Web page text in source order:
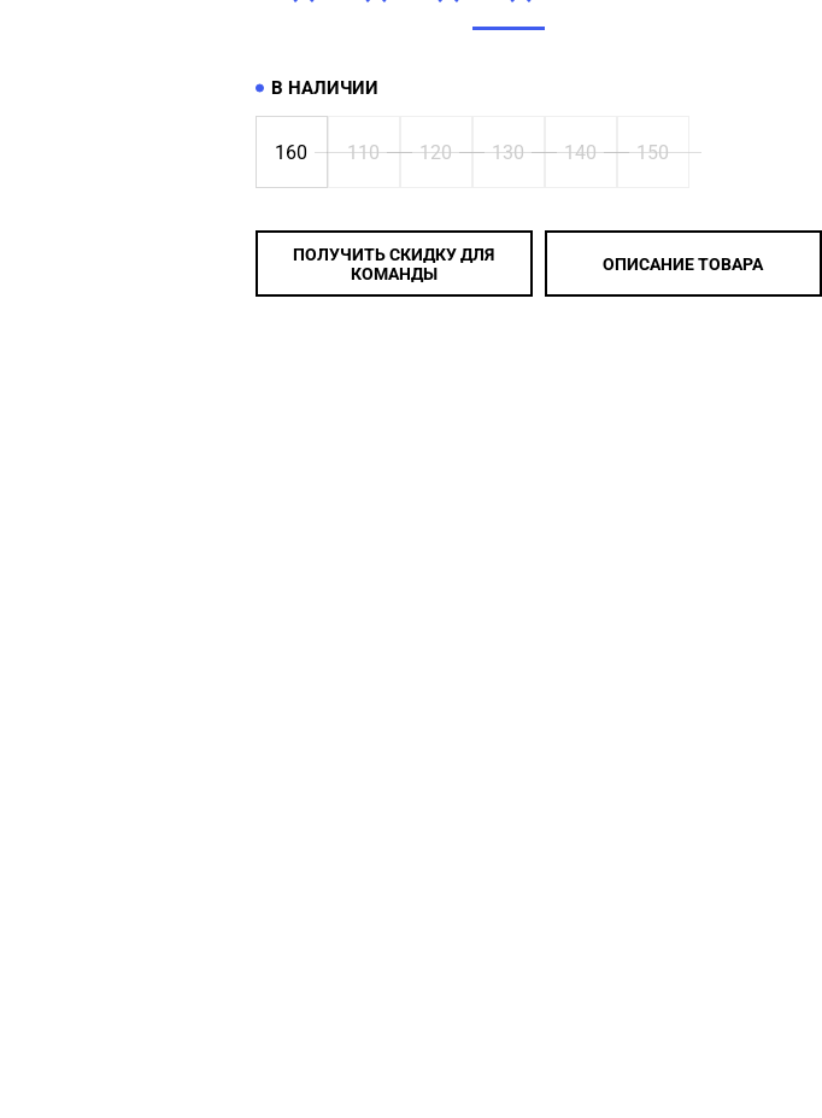
В НАЛИЧИИ
160 110 120 130 140 150
ПОЛУЧИТЬ СКИДКУ ДЛЯ
КОМАНДЫ
ОПИСАНИЕ ТОВАРА